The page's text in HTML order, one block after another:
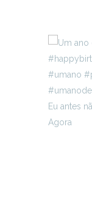
Eu antes
Agora